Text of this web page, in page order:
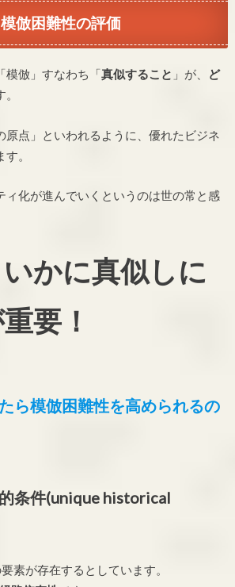
倣困難性の評価
模倣」すなわち「真似すること 」が、
ど
原点」といわれるように、優れたビジネ
。
ィ化が進んでいくというのは世の常と感
かに真似しに
要！
ら模倣困難性を高められるの
的条件(unique historical
素が存在するとしています。